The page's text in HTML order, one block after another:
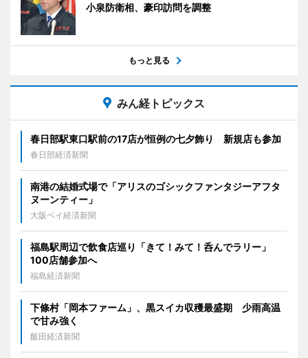
小泉防衛相、豪印訪問を調整
もっと見る
みん経トピックス
春日部駅東口駅前の17店が恒例の七夕飾り 新規店も参加
春日部経済新聞
南港の結婚式場で「アリスのゴシックファンタジーアフタ
ヌーンティー」
大阪ベイ経済新聞
福島駅周辺で飲食店巡り「きて！みて！呑んでラリー」
100店舗参加へ
福島経済新聞
下條村「岡本ファーム」、黒スイカ収穫最盛期 少雨高温
で甘み強く
飯田経済新聞